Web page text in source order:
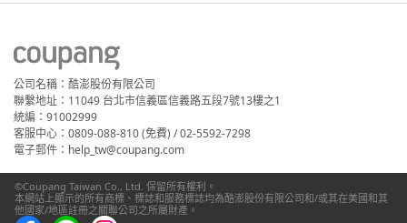
公司名稱：酷澎股份有限公司
聯繫地址：11049 台北市信義區信義路五段7號13樓之1
統編：91002999
客服中心：0809-088-810 (免費) / 02-5592-7298
電子郵件：help_tw@coupang.com
©Coupang Taiwan Co., Ltd. 保留所有權利。
本網站上顯示的所有商標、標誌和服務標誌均為酷澎股份有限公司和/或其在美國和其
他國家/地區註冊之關聯公司之所屬財產。